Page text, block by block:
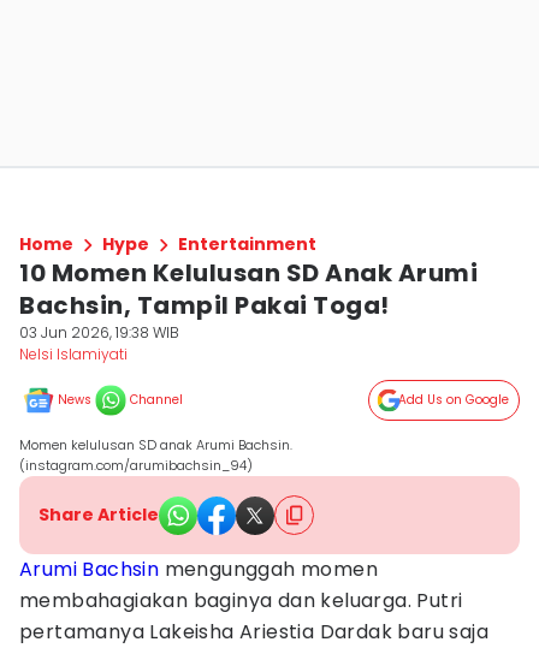
Home Hype Entertainment
10 Momen Kelulusan SD Anak Arumi
Bachsin, Tampil Pakai Toga!
03 Jun 2026, 19:38 WIB
Nelsi Islamiyati
News Channel Add Us on Google
Momen kelulusan SD anak Arumi Bachsin.
(instagram.com/arumibachsin_94)
Share Article
Arumi Bachsin mengunggah momen
membahagiakan baginya dan keluarga. Putri
pertamanya Lakeisha Ariestia Dardak baru saja